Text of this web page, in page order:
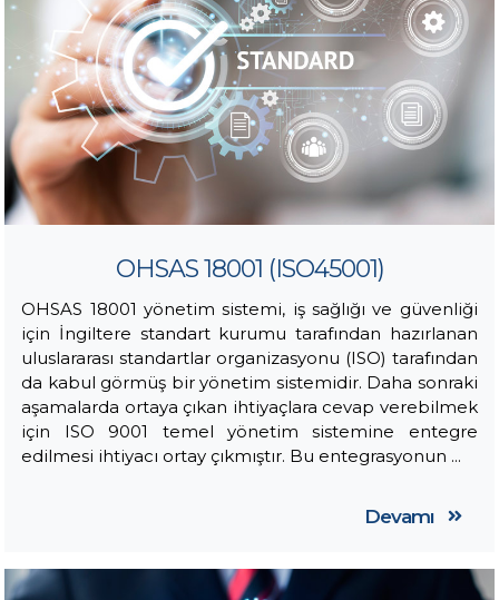
OHSAS 18001 (ISO45001)
OHSAS 18001 yönetim sistemi, iş sağlığı ve güvenliği
için İngiltere standart kurumu tarafından hazırlanan
uluslararası standartlar organizasyonu (ISO) tarafından
da kabul görmüş bir yönetim sistemidir. Daha sonraki
aşamalarda ortaya çıkan ihtiyaçlara cevap verebilmek
için ISO 9001 temel yönetim sistemine entegre
edilmesi ihtiyacı ortay çıkmıştır. Bu entegrasyonun ...
Devamı